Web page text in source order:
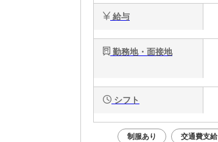
給与
勤務地・面接地
シフト
制服あり 交通費支給